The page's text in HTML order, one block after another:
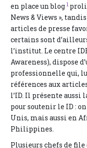
en place un blog 1
News & Views »,
articles de presse
certains sont
l’institut. Le centre
Awareness), dispose
professionnelle qui,
références aux
l’ID. Il présente aussi
pour soutenir le ID :
Unis, mais aussi en
Philippines.
Plusieurs chefs de